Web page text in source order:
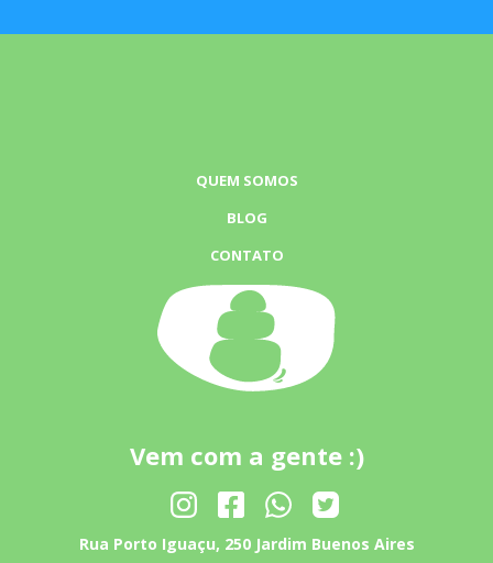
QUEM SOMOS
BLOG
CONTATO
Vem com a gente :)
Rua Porto Iguaçu, 250 Jardim Buenos Aires